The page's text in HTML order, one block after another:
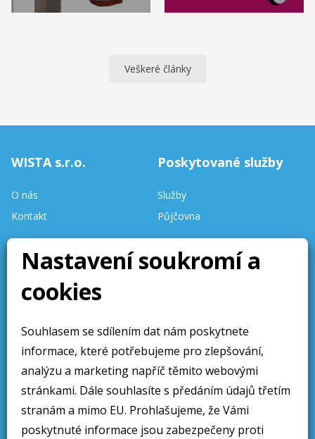
Nastavení soukromí a
cookies
Souhlasem se sdílením dat nám poskytnete
informace, které potřebujeme pro zlepšování,
analýzu a marketing napříč těmito webovými
stránkami. Dále souhlasíte s předáním údajů třetím
stranám a mimo EU. Prohlašujeme, že Vámi
poskytnuté informace jsou zabezpečeny proti
Veškeré články
WISTA s.r.o.
O nás
Kontakt
Stav skladu
aktualizován denně.
Stránky aktualizovány 10 /
Poskytované služby
Služby
Půjčovna
Obchodní sdělení
Obchodní podmínky
Ochrana osobních údajú
Cookies
Sledujte nás